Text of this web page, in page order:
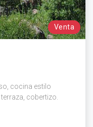
Venta
cocina estilo
cobertizo.